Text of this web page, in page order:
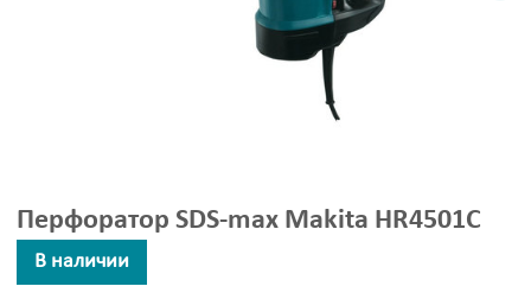
Перфоратор SDS-max Makita HR4501C
В наличии